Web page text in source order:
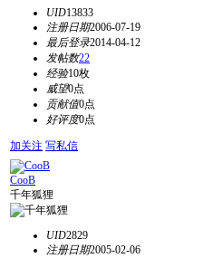
UID13833
注册日期2006-07-19
最后登录2014-04-12
发帖数22
经验10枚
威望0点
贡献值0点
好评度0点
加关注 写私信
CooB
千年狐狸
UID2829
注册日期2005-02-06